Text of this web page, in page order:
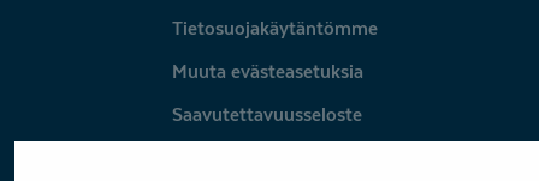
Tietosuojakäytäntömme
Muuta evästeasetuksia
Saavutettavuusseloste